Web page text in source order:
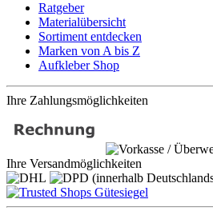
Ratgeber
Materialübersicht
Sortiment entdecken
Marken von A bis Z
Aufkleber Shop
Ihre Zahlungsmöglichkeiten
Ihre Versandmöglichkeiten